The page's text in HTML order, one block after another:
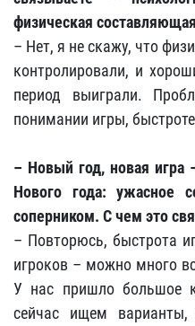
физическая
– Нет, я не скажу, что
контролировали, и
период выиграли.
понимании игры,
– Новый год, новая
Нового года: ужасное
соперником. С чем это
– Повторюсь, быстрота
игроков – можно много
У нас пришло большое
сейчас ищем варианты,